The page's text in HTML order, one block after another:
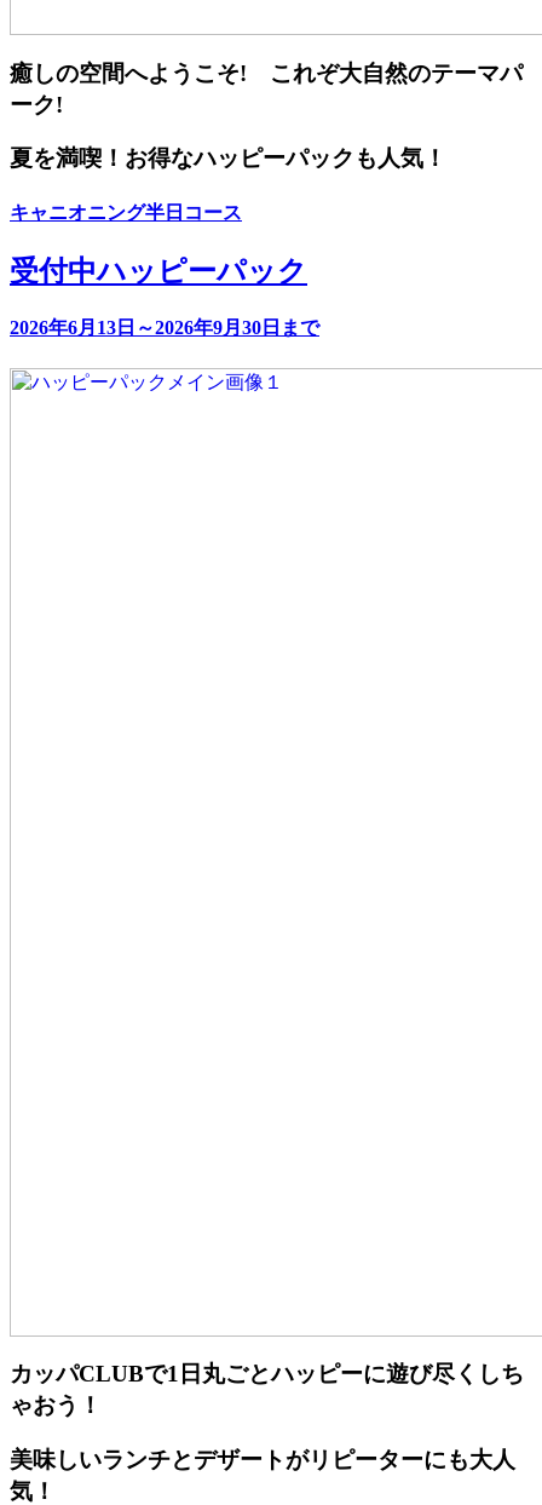
癒しの空間へようこそ! これぞ大自然のテーマパ
ーク!
夏を満喫！お得なハッピーパックも人気！
キャニオニング半日コース
受付中ハッピーパック
2026年6月13日～2026年9月30日まで
カッパCLUBで1日丸ごとハッピーに遊び尽くしち
ゃおう！
美味しいランチとデザートがリピーターにも大人
気！